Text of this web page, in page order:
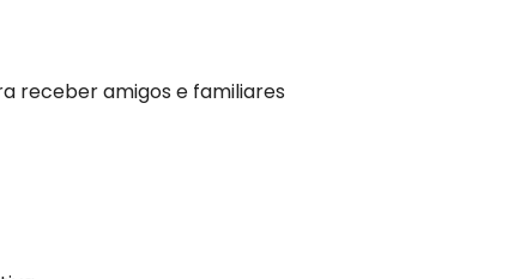
receber amigos e familiares